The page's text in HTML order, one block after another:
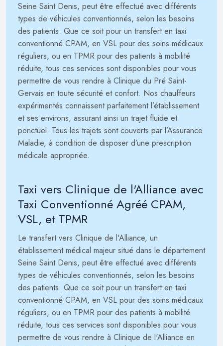
Seine Saint Denis, peut être effectué avec différents
types de véhicules conventionnés, selon les besoins
des patients. Que ce soit pour un transfert en taxi
conventionné CPAM, en VSL pour des soins médicaux
réguliers, ou en TPMR pour des patients à mobilité
réduite, tous ces services sont disponibles pour vous
permettre de vous rendre à Clinique du Pré Saint-
Gervais en toute sécurité et confort. Nos chauffeurs
expérimentés connaissent parfaitement l’établissement
et ses environs, assurant ainsi un trajet fluide et
ponctuel. Tous les trajets sont couverts par l’Assurance
Maladie, à condition de disposer d’une prescription
médicale appropriée.
Taxi vers Clinique de l'Alliance avec
Taxi Conventionné Agréé CPAM,
VSL, et TPMR
Le transfert vers Clinique de l'Alliance, un
établissement médical majeur situé dans le département
Seine Saint Denis, peut être effectué avec différents
types de véhicules conventionnés, selon les besoins
des patients. Que ce soit pour un transfert en taxi
conventionné CPAM, en VSL pour des soins médicaux
réguliers, ou en TPMR pour des patients à mobilité
réduite, tous ces services sont disponibles pour vous
permettre de vous rendre à Clinique de l'Alliance en